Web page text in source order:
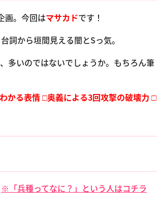
画。今回はマサカドです！
から垣間見える闇とSっ気。
多いのではないでしょうか。もちろん筆
かる表情□奥義による3回攻撃の破壊力 □
※「兵種ってなに？」という人はコチラ